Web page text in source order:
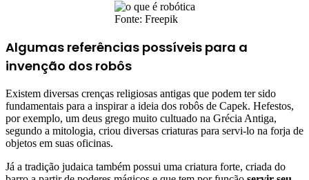
Fonte: Freepik
Algumas referências possíveis para a
invenção dos robôs
Existem diversas crenças religiosas antigas que podem ter sido
fundamentais para a inspirar a ideia dos robôs de Capek. Hefestos,
por exemplo, um deus grego muito cultuado na Grécia Antiga,
segundo a mitologia, criou diversas criaturas para servi-lo na forja de
objetos em suas oficinas.
Já a tradição judaica também possui uma criatura forte, criada do